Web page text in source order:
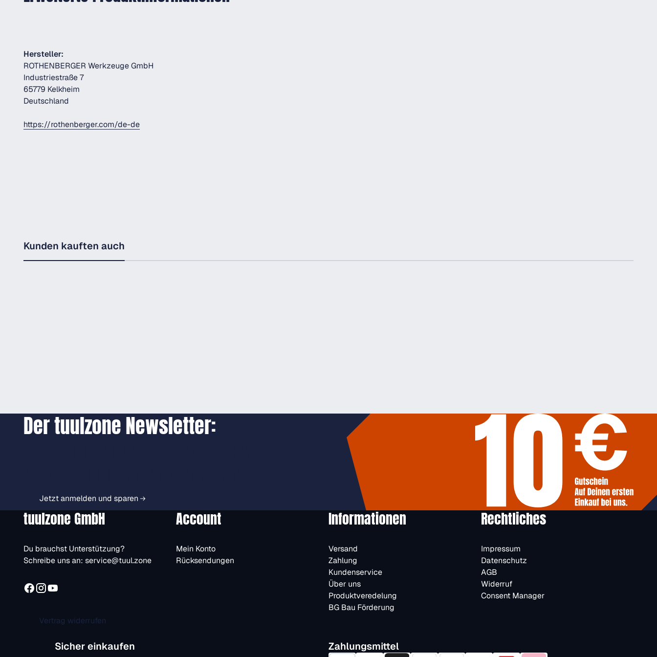
Hersteller:
ROTHENBERGER Werkzeuge GmbH
Industriestraße 7
65779 Kelkheim
Deutschland
https://rothenberger.com/de-de
Kunden kauften auch
Der tuulzone Newsletter:
Jetzt anmelden und sparen
tuulzone GmbH
Du brauchst Unterstützung?
Schreibe uns an: service@tuul.zone
Vertrag widerrufen
Account
Mein Konto
Rücksendungen
Informationen
Versand
Zahlung
Kundenservice
Über uns
Produktveredelung
BG Bau Förderung
Rechtliches
Impressum
Datenschutz
AGB
Widerruf
Consent Manager
Sicher einkaufen Zahlungsmittel